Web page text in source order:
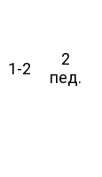
1-2
2
пед.